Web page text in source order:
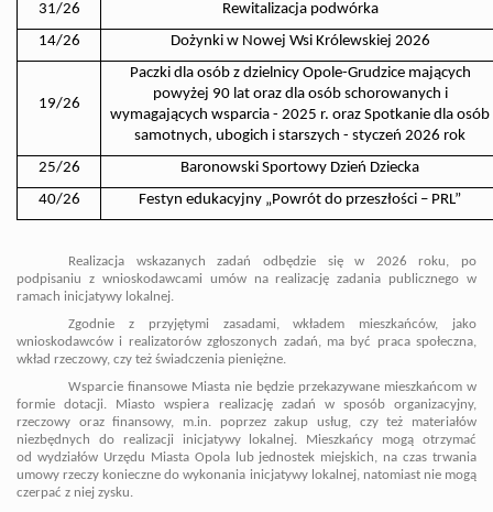
31/26
Rewitalizacja podwórka
14/26
Dożynki w Nowej Wsi Królewskiej 2026
19/26
Paczki dla osób z dzielnicy Opole-Grudzice mających
powyżej 90 lat oraz dla osób schorowanych i
wymagających wsparcia - 2025 r. oraz Spotkanie dla osób
samotnych, ubogich i starszych - styczeń 2026 rok
25/26
Baronowski Sportowy Dzień Dziecka
40/26
Festyn edukacyjny „Powrót do przeszłości – PRL”
Realizacja wskazanych zadań odbędzie się w 2026 roku, po
podpisaniu z wnioskodawcami umów na realizację zadania publicznego w
ramach inicjatywy lokalnej.
Zgodnie z przyjętymi zasadami, wkładem mieszkańców, jako
wnioskodawców i realizatorów zgłoszonych zadań, ma być praca społeczna,
wkład rzeczowy, czy też świadczenia pieniężne.
Wsparcie finansowe Miasta nie będzie przekazywane mieszkańcom w
formie dotacji. Miasto wspiera realizację zadań w sposób organizacyjny,
rzeczowy oraz finansowy, m.in. poprzez zakup usług, czy też materiałów
niezbędnych do realizacji inicjatywy lokalnej. Mieszkańcy mogą otrzymać
od wydziałów Urzędu Miasta Opola lub jednostek miejskich, na czas trwania
umowy rzeczy konieczne do wykonania inicjatywy lokalnej, natomiast nie mogą
czerpać z niej zysku.